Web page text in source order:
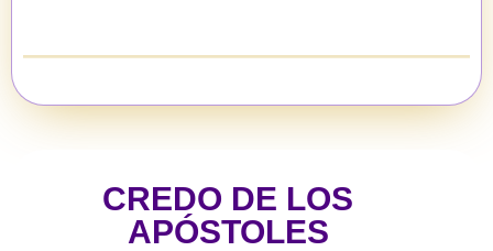
CREDO DE LOS
APÓSTOLES